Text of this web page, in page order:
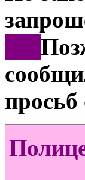
просьб